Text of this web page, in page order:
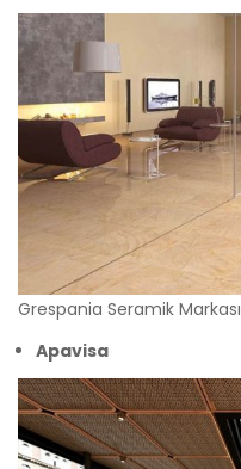
Grespania Seramik Markası
Apavisa